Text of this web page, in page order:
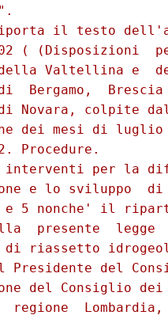
il testo
( (Disposizioni
Valtellina e
Bergamo,
Novara, colpite
dei mesi di
Procedure.
per la
e lo sviluppo
5 nonche' il
presente  legge
riassetto
Presidente del
del Consiglio
regione